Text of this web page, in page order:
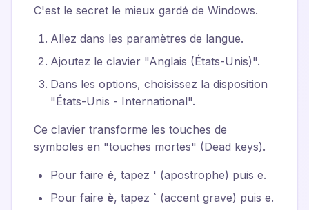
C'est le secret le mieux gardé de Windows.
Allez dans les paramètres de langue.
Ajoutez le clavier "Anglais (États-Unis)".
Dans les options, choisissez la disposition
"États-Unis - International".
Ce clavier transforme les touches de
symboles en "touches mortes" (Dead keys).
Pour faire é, tapez ' (apostrophe) puis e.
Pour faire è, tapez ` (accent grave) puis e.